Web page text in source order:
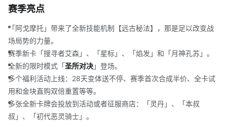
赛季亮点
「阿戈摩托」带来了全新技能机制【远古秘法】，那是足以改变战
场局势的力量。
赛季新卡「搜寻者艾森」、「星标」、「焰发」和「月神孔苏」。
全新的限时模式「圣所对决」登场。
多个福利活动上线：28天变体送不停、赛季首次合成半价、全卡试
用和金块直购双倍重置等等。
多张全新卡牌会投放到活动或者征服商店：「灵丹」、「本叔
叔」、「初代恶灵骑士」。